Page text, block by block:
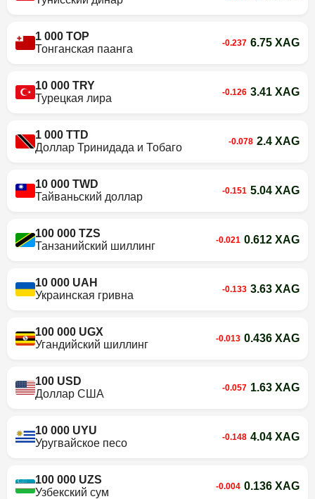
1 000 TOP
Тонганская паанга
-0.237 6.75 XAG
10 000 TRY
Турецкая лира
-0.126 3.41 XAG
1 000 TTD
Доллар Тринидада и Тобаго
-0.078 2.4 XAG
10 000 TWD
Тайваньский доллар
-0.151 5.04 XAG
100 000 TZS
Танзанийский шиллинг
-0.021 0.612 XAG
10 000 UAH
Украинская гривна
-0.133 3.63 XAG
100 000 UGX
Угандийский шиллинг
-0.013 0.436 XAG
100 USD
Доллар США
-0.057 1.63 XAG
10 000 UYU
Уругвайское песо
-0.148 4.04 XAG
100 000 UZS
Узбекский сум
-0.004 0.136 XAG